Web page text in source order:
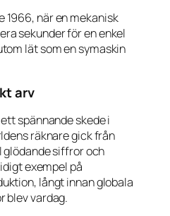
1966, när en mekanisk
sekunder för en enkel
lät som en symaskin
arv
spännande skede i
räknare gick från
siffror och
exempel på
långt innan globala
blev vardag.